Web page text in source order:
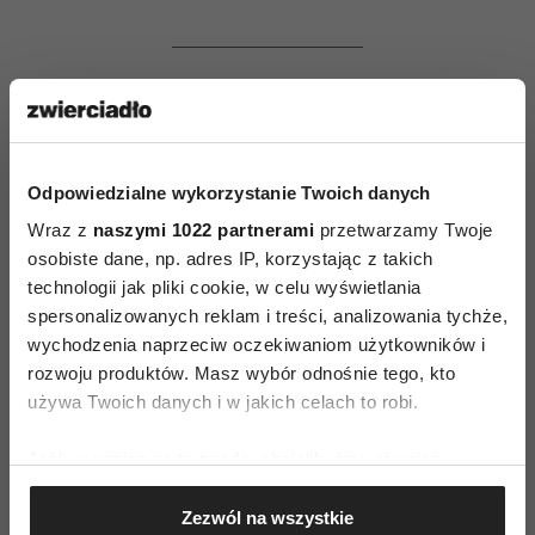
Odpowiedzialne wykorzystanie Twoich danych
Wraz z naszymi 1022 partnerami przetwarzamy Twoje
osobiste dane, np. adres IP, korzystając z takich
technologii jak pliki cookie, w celu wyświetlania
spersonalizowanych reklam i treści, analizowania tychże,
wychodzenia naprzeciw oczekiwaniom użytkowników i
rozwoju produktów. Masz wybór odnośnie tego, kto
używa Twoich danych i w jakich celach to robi.
Gromadzić dane dotyczące Twojej lokalizacji
geograficznej z dokładnością nawet do kilku metrów
Zezwól na wszystkie
Wiecej w Sensie 07/2016.
Kup teraz!
SENS także w wersji
elektronicznej